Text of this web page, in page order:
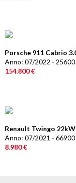
Porsche 911 Cabrio
Anno: 07/2022 - 25600
154.800 €
Renault Twingo
Anno: 07/2021 - 66900
8.980 €